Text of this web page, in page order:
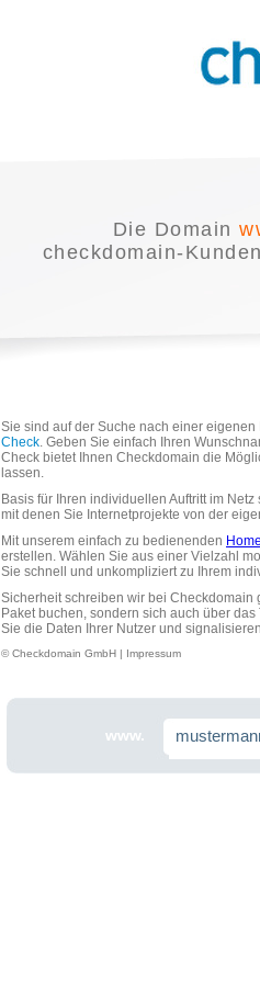
Die Domain
checkdomain-
Sie sind auf der Suche nach einer
Check. Geben Sie einfach Ihren
Check bietet Ihnen Checkdomain die
lassen.
Basis für Ihren individuellen Auftritt im
mit denen Sie Internetprojekte von der
Mit unserem einfach zu bedienenden
erstellen. Wählen Sie aus einer Vielzahl
Sie schnell und unkompliziert zu Ihrem
Sicherheit schreiben wir bei
Paket buchen, sondern sich auch über
Sie die Daten Ihrer Nutzer und
© Checkdomain GmbH | Impressum
www.